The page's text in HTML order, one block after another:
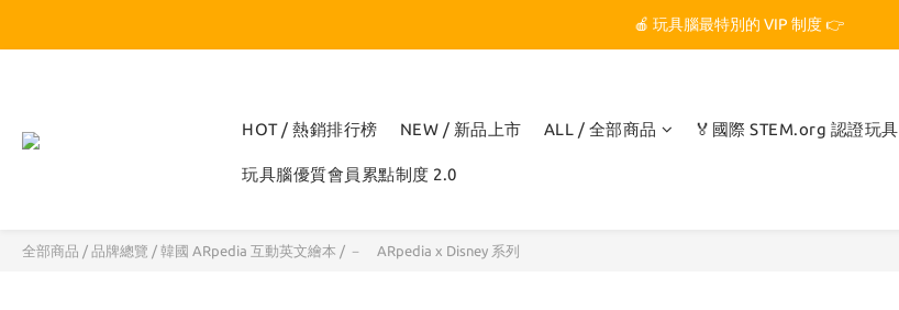
🏆 玩具腦是全台第一個獲得 STEM.org 教育平台
🍎 玩具腦最特別的 VIP 制度 👉
HOT / 熱銷排行榜 NEW / 新品上市 ALL / 全部商品 🏅國際 STEM.org 認證玩具
玩具腦優質會員累點制度 2.0
全部商品 / 品牌總覽 / 韓國 ARpedia 互動英文繪本 / － ARpedia x Disney 系列